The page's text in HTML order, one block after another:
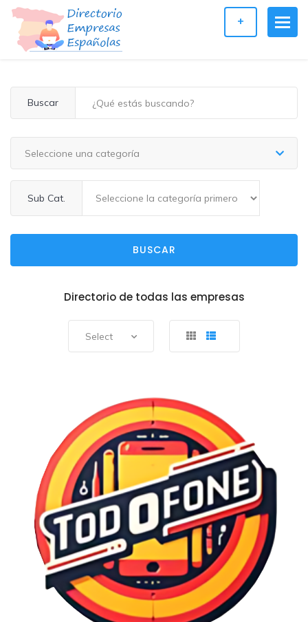
+
Buscar
Seleccione una categoría
Sub Cat.
BUSCAR
Directorio de todas las empresas
Select